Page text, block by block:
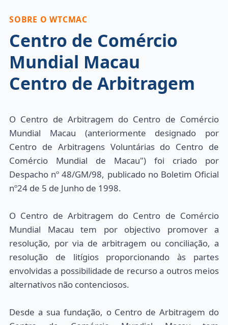
SOBRE O WTCMAC
Centro de Comércio
Mundial Macau
Centro de Arbitragem
O Centro de Arbitragem do Centro de Comércio
Mundial Macau (anteriormente designado por
Centro de Arbitragens Voluntárias do Centro de
Comércio Mundial de Macau") foi criado por
Despacho nº 48/GM/98, publicado no Boletim Oficial
nº24 de 5 de Junho de 1998.
O Centro de Arbitragem do Centro de Comércio
Mundial Macau tem por objectivo promover a
resolução, por via de arbitragem ou conciliação, a
resolução de litígios proporcionando às partes
envolvidas a possibilidade de recurso a outros meios
alternativos não contenciosos.
Desde a sua fundação, o Centro de Arbitragem do